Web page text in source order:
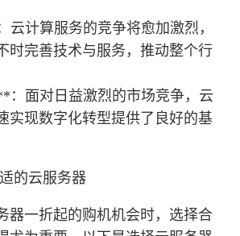
计算服务的竞争将愈加激烈，
时完善技术与服务，推动整个行
：面对日益激烈的市场竞争，云
实现数字化转型提供了良好的基
的云服务器
器一折起的购机机会时，选择合